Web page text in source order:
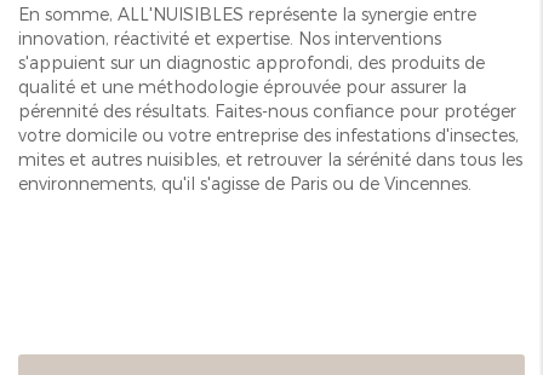
En somme, ALL'NUISIBLES représente la synergie entre
innovation, réactivité et expertise. Nos interventions
s'appuient sur un diagnostic approfondi, des produits de
qualité et une méthodologie éprouvée pour assurer la
pérennité des résultats. Faites-nous confiance pour protéger
votre domicile ou votre entreprise des infestations d'insectes,
mites et autres nuisibles, et retrouver la sérénité dans tous les
environnements, qu'il s'agisse de Paris ou de Vincennes.